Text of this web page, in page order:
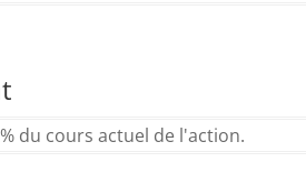
du cours actuel de l'action.